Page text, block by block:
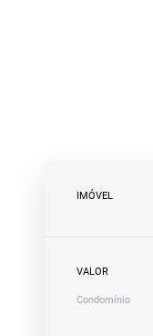
IMÓVEL
VALOR
Condomínio